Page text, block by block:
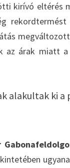
kirívó eltérés
az árak miatt
alakultak ki a